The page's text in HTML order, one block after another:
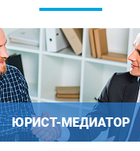
ЮРИСТ-МЕДИАТОР